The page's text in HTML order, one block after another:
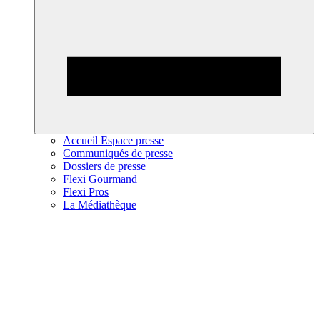
Accueil Espace presse
Communiqués de presse
Dossiers de presse
Flexi Gourmand
Flexi Pros
La Médiathèque